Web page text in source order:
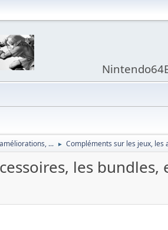
... ► Compléments sur les jeux, les
les bundles,